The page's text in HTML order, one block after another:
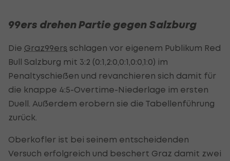
99ers drehen Partie gegen Salzburg
Die Graz99ers schlagen vor eigenem Publikum Red
Bull Salzburg mit 3:2 (0:1,2:0,0:1,0:0,1:0) im
Penaltyschießen und revanchieren sich damit für
die knappe 4:5-Overtime-Niederlage im ersten
Duell. Außerdem erobern sie die Tabellenführung
zurück.
Oberkofler ist bei seinem entscheidenden
Versuch erfolgreich und beschert Graz damit zwei